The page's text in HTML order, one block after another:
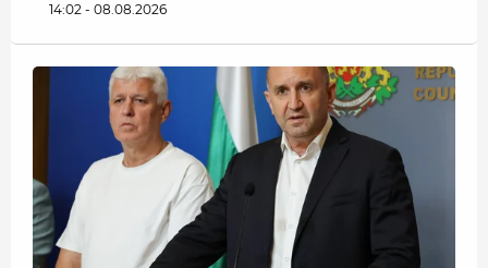
14:02 - 08.08.2026